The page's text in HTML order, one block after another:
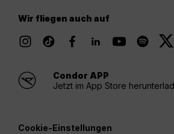
Wir fliegen auch auf
Condor APP
Jetzt im App Store
Cookie-Einstellungen